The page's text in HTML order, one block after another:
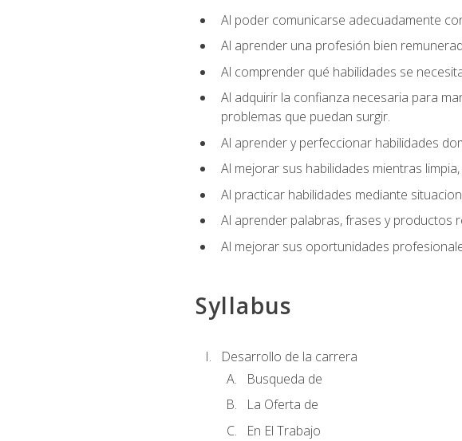
Al poder comunicarse adecuadamente
Al aprender una profesión bien
Al comprender qué habilidades se
Al adquirir la confianza necesaria para
problemas que puedan surgir.
Al aprender y perfeccionar habilidades
Al mejorar sus habilidades mientras
Al practicar habilidades mediante
Al aprender palabras, frases y productos
Al mejorar sus oportunidades
Syllabus
Desarrollo de la carrera
Busqueda de
La Oferta de
En El Trabajo